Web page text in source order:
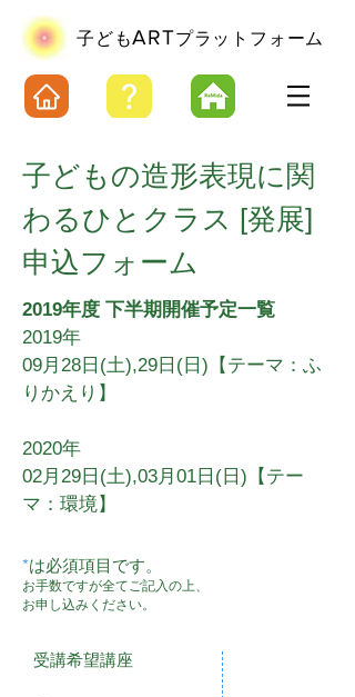
​子どもARTプラットフォーム
子どもの造形表現に関
わるひとクラス [発展]
​申込フォーム
2019年度 下半期開催予定一覧
2019年
09月28日(土),29 日(日 )【テーマ：ふ
りかえり】
2020年
02月29日(土),03月01日(日)【テー
マ：環境】
*は必須項目です。
お手数ですが全てご記入の上、
お申し込みください。
受講希望講座